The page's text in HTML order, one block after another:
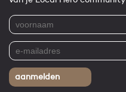
aanmelden